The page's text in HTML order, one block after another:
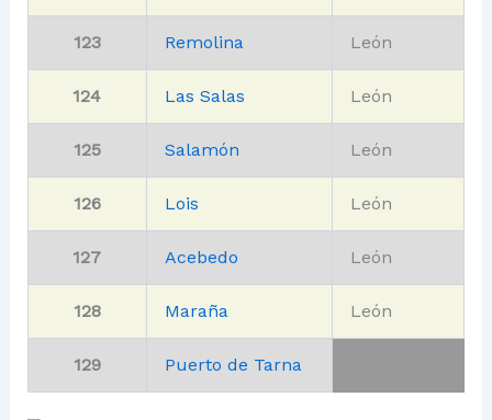
123 Remolina León
124 Las Salas León
125 Salamón León
126 Lois León
127 Acebedo León
128 Maraña León
129 Puerto de Tarna